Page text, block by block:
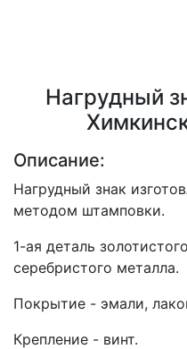
Нагрудный
Описание:
Нагрудный знак
методом штамповки.
1-ая деталь
серебристого металла.
Покрытие - эмали,
Крепление - винт.